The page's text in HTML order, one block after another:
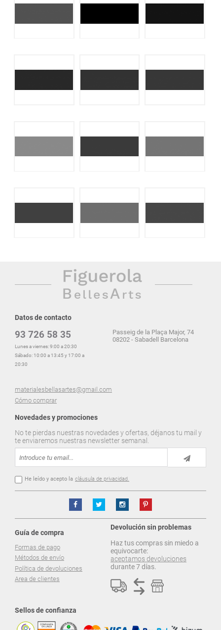
Datos de contacto
93 726 58 35
Lunes a viernes: 9:00 a 20:30
Sábado: 10:00 a 13:45 y 17:00 a
20:30
materialesbellasartes@gmail.com
Cómo comprar
Passeig de la Plaça Major, 74
08202 - Sabadell Barcelona
Novedades y promociones
No te pierdas nuestras novedades y ofertas, déjanos tu mail y
te enviaremos nuestras newsletter semanal.
He leído y acepto la cláusula de privacidad.
Guía de compra
Formas de pago
Métodos de envío
Política de devoluciones
Area de clientes
Devolución sin problemas
Haz tus compras sin miedo a
equivocarte:
aceptamos devoluciones
durante 7 días.
Sellos de confianza